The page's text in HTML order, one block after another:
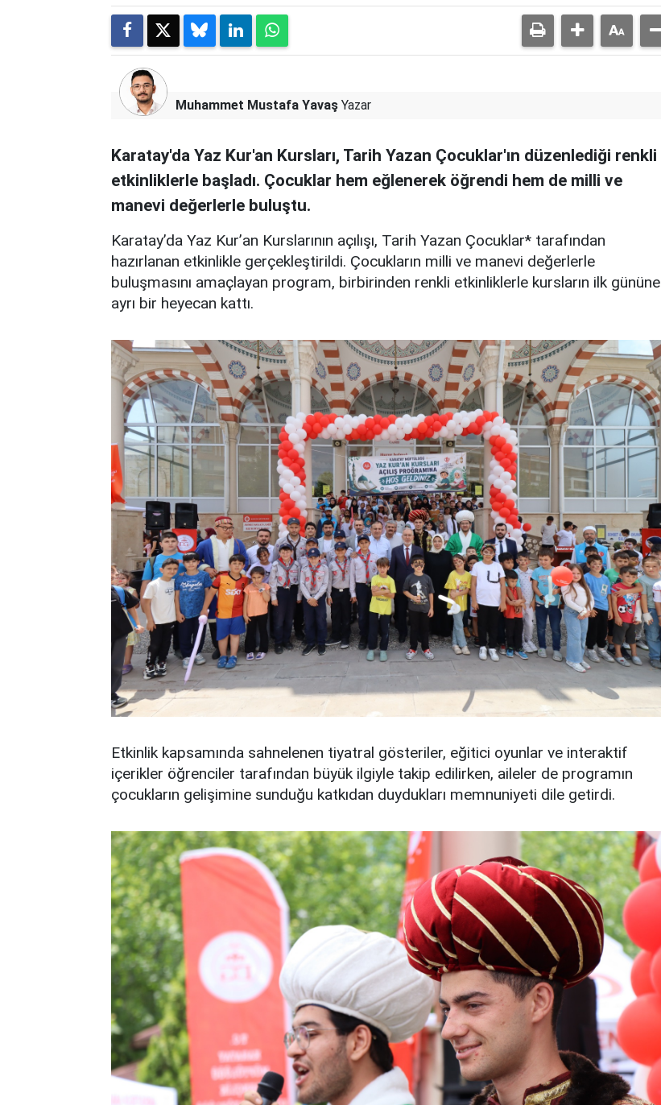
Muhammet Mustafa Yavaş Yazar
Karatay'da Yaz Kur'an Kursları, Tarih Yazan Çocuklar'ın düzenlediği renkli
etkinliklerle başladı. Çocuklar hem eğlenerek öğrendi hem de milli ve
manevi değerlerle buluştu.
Karatay’da Yaz Kur’an Kurslarının açılışı, Tarih Yazan Çocuklar* tarafından
hazırlanan etkinlikle gerçekleştirildi. Çocukların milli ve manevi değerlerle
buluşmasını amaçlayan program, birbirinden renkli etkinliklerle kursların ilk gününe
ayrı bir heyecan kattı.
Etkinlik kapsamında sahnelenen tiyatral gösteriler, eğitici oyunlar ve interaktif
içerikler öğrenciler tarafından büyük ilgiyle takip edilirken, aileler de programın
çocukların gelişimine sunduğu katkıdan duydukları memnuniyeti dile getirdi.